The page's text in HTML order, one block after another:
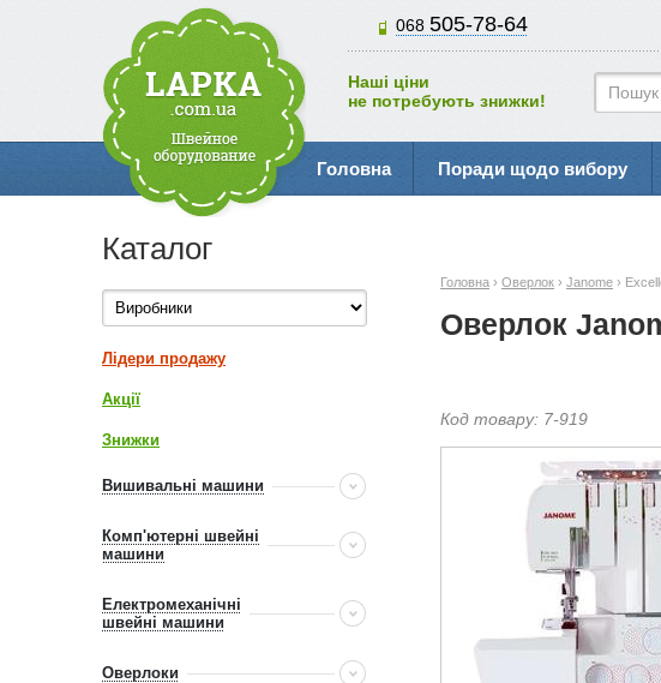
068 505-78-64
Наші ціни
не потребують знижки!
Головна Поради щодо вибору
Головна › Оверлок › Janome ›
Оверлок
Код товару: 7-919
Каталог
Лідери продажу
Акції
Знижки
Вишивальні машини
Комп'ютерні швейні
машини
Електромеханічні
швейні машини
Оверлоки